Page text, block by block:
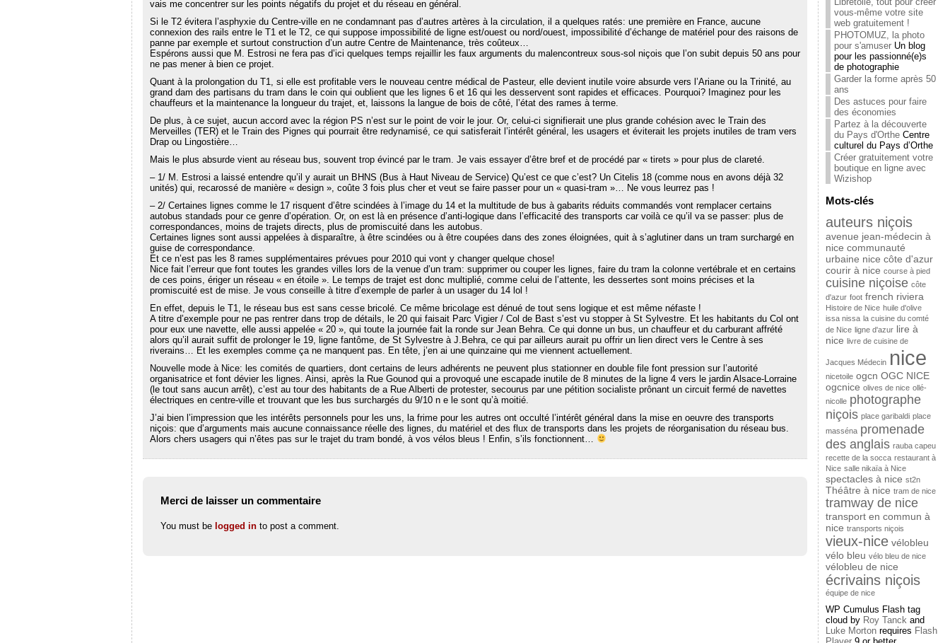
n
u
v
e
l
l
e
e
n
ê
t
e
)
o
v
e
l
l
e
f
n
ê
t
r
e
)
v
e
d
a
n
s
u
e
n
o
u
e
l
l
e
f
e
n
ê
t
r
e
)
r
d
a
n
s
u
n
n
o
u
v
l
l
e
n
ê
t
r
)
o
v
r
e
d
a
n
u
n
e
n
u
v
l
e
f
e
n
t
r
e
)
n
u
v
e
l
l
e
n
ê
t
e
)
i
o
u
v
r
e
n
s
u
n
n
o
u
e
l
l
e
f
n
ê
t
r
e
vais me concentrer sur les points négatifs du projet et du réseau en général.
Si le T2 évitera l’asphyxie du Centre-ville en ne condamnant pas d’autres artères à la circulation, il a quelques ratés: une première en France, aucune
connexion des rails entre le T1 et le T2, ce qui suppose impossibilité de ligne est/ouest ou nord/ouest, impossibilité d’échange de matériel pour des raisons de
panne par exemple et surtout construction d’un autre Centre de Maintenance, très coûteux…
Espérons aussi que M. Estrosi ne fera pas d’ici quelques temps rejaillir les faux arguments du malencontreux sous-sol niçois que l’on subit depuis 50 ans pour
ne pas mener à bien ce projet.
Quant à la prolongation du T1, si elle est profitable vers le nouveau centre médical de Pasteur, elle devient inutile voire absurde vers l’Ariane ou la Trinité, au
grand dam des partisans du tram dans le coin qui oublient que les lignes 6 et 16 qui les desservent sont rapides et efficaces. Pourquoi? Imaginez pour les
chauffeurs et la maintenance la longueur du trajet, et, laissons la langue de bois de côté, l’état des rames à terme.
De plus, à ce sujet, aucun accord avec la région PS n’est sur le point de voir le jour. Or, celui-ci signifierait une plus grande cohésion avec le Train des
Merveilles (TER) et le Train des Pignes qui pourrait être redynamisé, ce qui satisferait l’intérêt général, les usagers et éviterait les projets inutiles de tram vers
Drap ou Lingostière…
Mais le plus absurde vient au réseau bus, souvent trop évincé par le tram. Je vais essayer d’être bref et de procédé par « tirets » pour plus de clareté.
– 1/ M. Estrosi a laissé entendre qu’il y aurait un BHNS (Bus à Haut Niveau de Service) Qu’est ce que c’est? Un Citelis 18 (comme nous en avons déjà 32
unités) qui, recarossé de manière « design », coûte 3 fois plus cher et veut se faire passer pour un « quasi-tram »… Ne vous leurrez pas !
– 2/ Certaines lignes comme le 17 risquent d’être scindées à l’image du 14 et la multitude de bus à gabarits réduits commandés vont remplacer certains
autobus standads pour ce genre d’opération. Or, on est là en présence d’anti-logique dans l’efficacité des transports car voilà ce qu’il va se passer: plus de
correspondances, moins de trajets directs, plus de promiscuité dans les autobus.
Certaines lignes sont aussi appelées à disparaître, à être scindées ou à être coupées dans des zones éloignées, quit à s’aglutiner dans un tram surchargé en
guise de correspondance.
Et ce n’est pas les 8 rames supplémentaires prévues pour 2010 qui vont y changer quelque chose!
Nice fait l’erreur que font toutes les grandes villes lors de la venue d’un tram: supprimer ou couper les lignes, faire du tram la colonne vertébrale et en certains
de ces poins, ériger un réseau « en étoile ». Le temps de trajet est donc multiplié, comme celui de l’attente, les dessertes sont moins précises et la
promiscuité est de mise. Je vous conseille à titre d’exemple de parler à un usager du 14 lol !
En effet, depuis le T1, le réseau bus est sans cesse bricolé. Ce même bricolage est dénué de tout sens logique et est même néfaste !
A titre d’exemple pour ne pas rentrer dans trop de détails, le 20 qui faisait Parc Vigier / Col de Bast s’est vu stopper à St Sylvestre. Et les habitants du Col ont
pour eux une navette, elle aussi appelée « 20 », qui toute la journée fait la ronde sur Jean Behra. Ce qui donne un bus, un chauffeur et du carburant affrété
alors qu’il aurait suffit de prolonger le 19, ligne fantôme, de St Sylvestre à J.Behra, ce qui par ailleurs aurait pu offrir un lien direct vers le Centre à ses
riverains… Et les exemples comme ça ne manquent pas. En tête, j’en ai une quinzaine qui me viennent actuellement.
Nouvelle mode à Nice: les comités de quartiers, dont certains de leurs adhérents ne peuvent plus stationner en double file font pression sur l’autorité
organisatrice et font dévier les lignes. Ainsi, après la Rue Gounod qui a provoqué une escapade inutile de 8 minutes de la ligne 4 vers le jardin Alsace-Lorraine
(le tout sans aucun arrêt), c’est au tour des habitants de a Rue Alberti de protester, secourus par une pétition socialiste prônant un circuit fermé de navettes
électriques en centre-ville et trouvant que les bus surchargés du 9/10 n e le sont qu’à moitié.
J’ai bien l’impression que les intérêts personnels pour les uns, la frime pour les autres ont occulté l’intérêt général dans la mise en oeuvre des transports
niçois: que d’arguments mais aucune connaissance réelle des lignes, du matériel et des flux de transports dans les projets de réorganisation du réseau bus.
Alors chers usagers qui n’êtes pas sur le trajet du tram bondé, à vos vélos bleus ! Enfin, s’ils fonctionnent…
Merci de laisser un commentaire
You must be logged into post a comment.
vous-même votre site
web gratuitement !
PHOTOMUZ, la photo
pour s'amuserUn blog
pour les passionné(e)s
de photographie
Garder la forme après 50
ans
Des astuces pour faire
des économies
Partez à la découverte
du Pays d'OrtheCentre
culturel du Pays d’Orthe
Créer gratuitement votre
boutique en ligne avec
Wizishop
Mots-clés
auteurs niçois
avenue jean-médecin à
nice communauté
urbaine nice côte d'azur
courir à nice course à pied
cuisine niçoise côte
d'azur foot french riviera
Histoire de Nice huile d'olive
issa nissa la cuisine du comté
de Nice ligne d'azur lire à
nice livre de cuisine de
Jacques Médecin nice
nicetoile ogcn OGC NICE
ogcnice olives de nice ollé-
nicolle photographe
niçois place garibaldi place
masséna promenade
des anglais rauba capeu
recette de la socca restaurant à
Nice salle nikaïa à Nice
spectacles à nice st2n
Théâtre à nice tram de nice
tramway de nice
transport en commun à
nice transports niçois
vieux-nice vélobleu
vélo bleu vélo bleu de nice
vélobleu de nice
écrivains niçois
équipe de nice
WP Cumulus Flash tag
cloud by Roy Tanckand
Luke Mortonrequires Flash